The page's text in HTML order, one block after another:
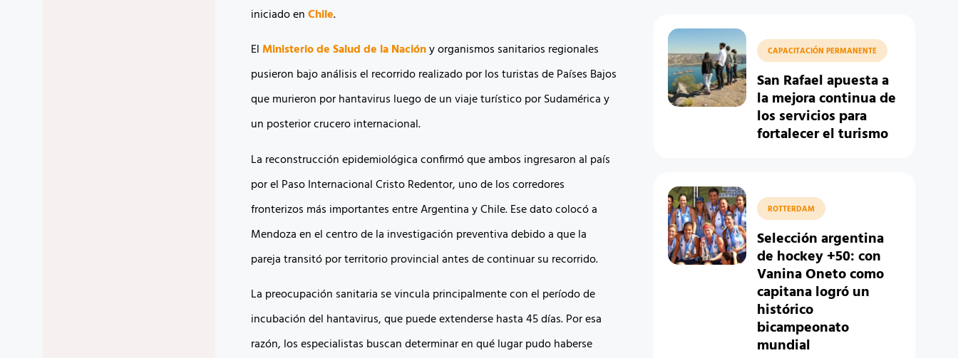
iniciado enChile.
ElMinisterio de Salud de la Nacióny organismos sanitarios regionales
pusieron bajo análisis el recorrido realizado por los turistas de Países Bajos
que murieron por hantavirus luego de un viaje turístico por Sudamérica y
un posterior crucero internacional.
La reconstrucción epidemiológica confirmó que ambos ingresaron al país
por el Paso Internacional Cristo Redentor, uno de los corredores
fronterizos más importantes entre Argentina y Chile. Ese dato colocó a
Mendoza en el centro de la investigación preventiva debido a que la
pareja transitó por territorio provincial antes de continuar su recorrido.
La preocupación sanitaria se vincula principalmente con el período de
incubación del hantavirus, que puede extenderse hasta 45 días. Por esa
razón, los especialistas buscan determinar en qué lugar pudo haberse
CAPACITACIÓN PERMANENTE
San Rafael apuesta a
la mejora continua de
los servicios para
fortalecer el turismo
ROTTERDAM
Selección argentina
de hockey +50: con
Vanina Oneto como
capitana logró un
histórico
bicampeonato
mundial